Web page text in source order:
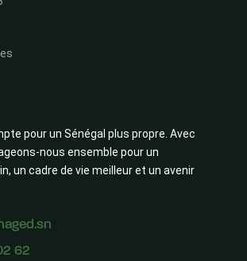
pour un Sénégal plus propre. Avec
nous ensemble pour un
un cadre de vie meilleur et un avenir
62